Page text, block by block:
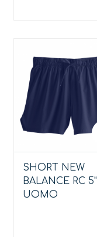
SHORT NEW
BALANCE RC 5"
UOMO